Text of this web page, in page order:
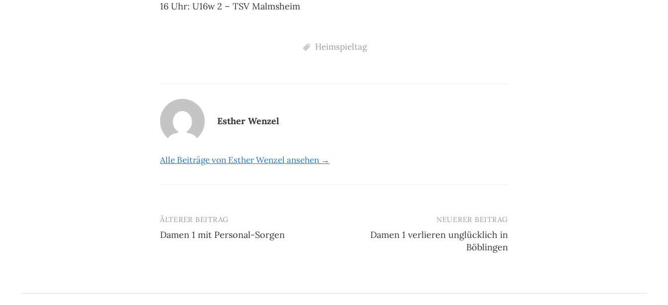
16 Uhr: U16w 2 – TSV Malmsheim
Heimspieltag
Esther Wenzel
Alle Beiträge von Esther Wenzel ansehen →
Beitrags-
Navigation
ÄLTERER BEITRAG
Damen 1 mit Personal-Sorgen
NEUERER BEITRAG
Damen 1 verlieren unglücklich in
Böblingen